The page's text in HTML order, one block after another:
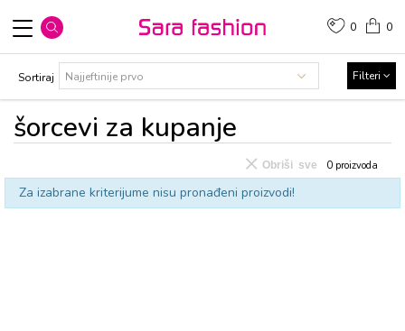
0
0
šorcevi za kupanje
Sortiraj Filteri
0 proizvoda
Obriši sve
Za izabrane kriterijume nisu pronađeni proizvodi!